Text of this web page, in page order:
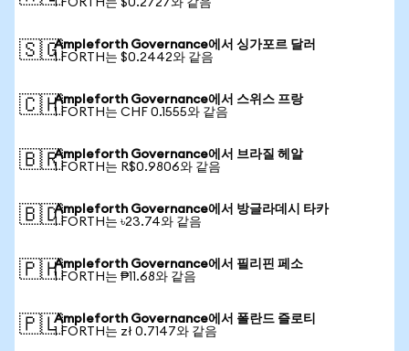
1 FORTH는 $0.2727와 같음
🇸🇬Ampleforth Governance에서 싱가포르 달러
1 FORTH는 $0.2442와 같음
🇨🇭Ampleforth Governance에서 스위스 프랑
1 FORTH는 CHF 0.1555와 같음
🇧🇷Ampleforth Governance에서 브라질 헤알
1 FORTH는 R$0.9806와 같음
🇧🇩Ampleforth Governance에서 방글라데시 타카
1 FORTH는 ৳23.74와 같음
🇵🇭Ampleforth Governance에서 필리핀 페소
1 FORTH는 ₱11.68와 같음
🇵🇱Ampleforth Governance에서 폴란드 즐로티
1 FORTH는 zł 0.7147와 같음